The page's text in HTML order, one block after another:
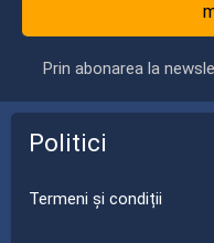
Prin abonarea la
Politici
Termeni și condiții